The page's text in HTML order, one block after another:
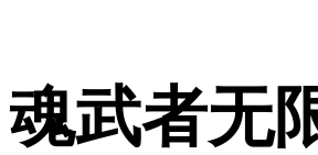
魂武者无